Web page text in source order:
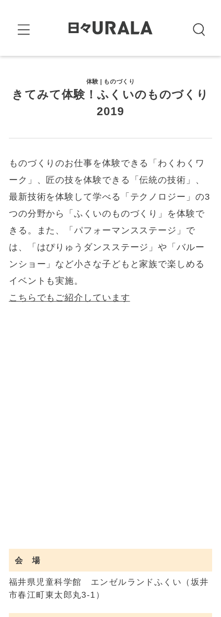
体験 | ものづくり
きてみて体験！ふくいのものづくり
2019
ものづくりのお仕事を体験できる「わくわくワ
ーク」、匠の技を体験できる「伝統の技術」、
最新技術を体験して学べる「テクノロジー」の3
つの分野から「ふくいのものづくり」を体験で
きる。また、「パフォーマンスステージ」で
は、「はぴりゅうダンスステージ」や「バルー
ンショー」など小さな子どもと家族で楽しめる
イベントも実施。
こちらでもご紹介しています
会 場
福井県児童科学館 エンゼルランドふくい（坂井
市春江町東太郎丸3-1）